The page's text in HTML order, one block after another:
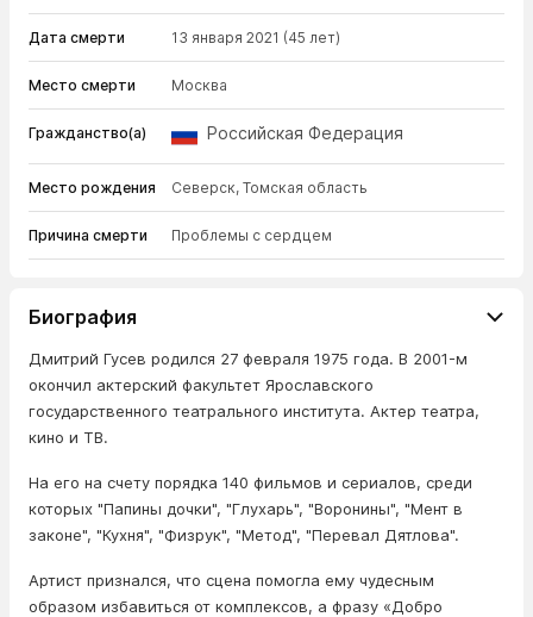
Дата смерти 13 января 2021 (45 лет)
Место смерти Москва
Гражданство(а) Российская Федерация
Место рождения Северск, Томская область
Причина смерти Проблемы с сердцем
Биография
Дмитрий Гусев родился 27 февраля 1975 года. В 2001-м
окончил актерский факультет Ярославского
государственного театрального института. Актер театра,
кино и ТВ.
На его на счету порядка 140 фильмов и сериалов, среди
которых "Папины дочки", "Глухарь", "Воронины", "Мент в
законе", "Кухня", "Физрук", "Метод", "Перевал Дятлова".
Артист признался, что сцена помогла ему чудесным
образом избавиться от комплексов, а фразу «Добро